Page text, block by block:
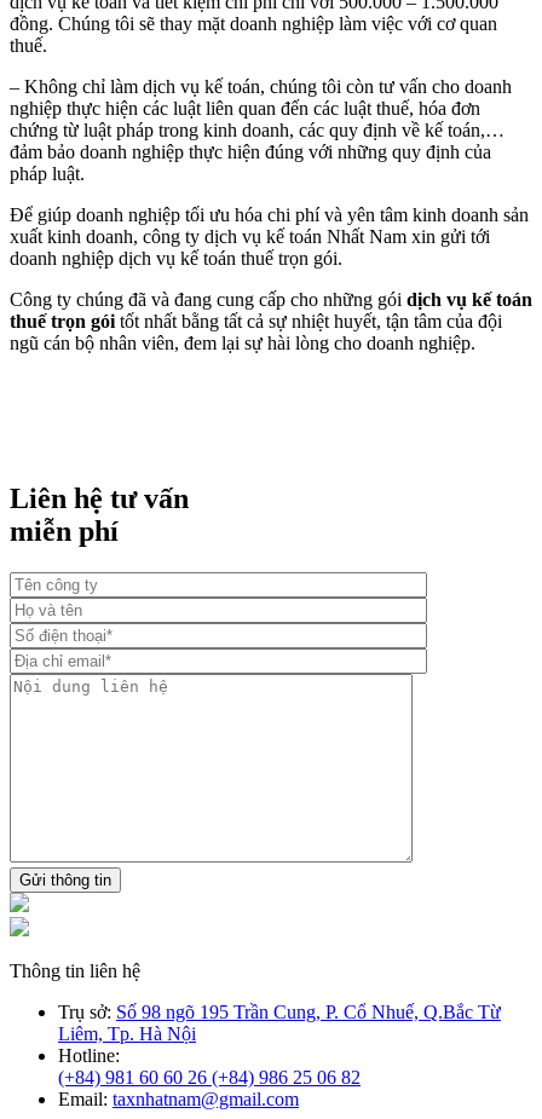
đồng. Chúng tôi sẽ thay mặt doanh nghiệp làm việc với cơ quan
thuế.
– Không chỉ làm dịch vụ kế toán, chúng tôi còn tư vấn cho doanh
nghiệp thực hiện các luật liên quan đến các luật thuế, hóa đơn
chứng từ luật pháp trong kinh doanh, các quy định về kế toán,…
đảm bảo doanh nghiệp thực hiện đúng với những quy định của
pháp luật.
Để giúp doanh nghiệp tối ưu hóa chi phí và yên tâm kinh doanh sản
xuất kinh doanh, công ty dịch vụ kế toán Nhất Nam xin gửi tới
doanh nghiệp dịch vụ kế toán thuế trọn gói.
Công ty chúng đã và đang cung cấp cho những gói dịch vụ kế toán
thuế trọn góitốt nhất bằng tất cả sự nhiệt huyết, tận tâm của đội
ngũ cán bộ nhân viên, đem lại sự hài lòng cho doanh nghiệp.
Liên hệ tư vấn
miễn phí
Gửi thông tin
Thông tin liên hệ
Trụ sở: Số 98 ngõ 195 Trần Cung, P. Cổ Nhuế, Q.Bắc Từ
Liêm, Tp. Hà Nội
Hotline:
(+84) 981 60 60 26 (+84) 986 25 06 82
Email: taxnhatnam@gmail.com